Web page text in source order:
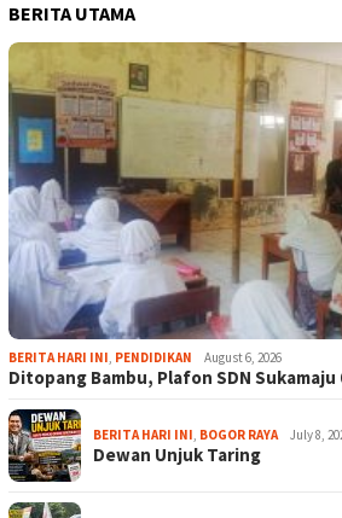
BERITA UTAMA
BERITA HARI INI, PENDIDIKAN August 6, 2026
Ditopang Bambu, Plafon SDN
BERITA HARI INI, BOGOR RAYA July 8,
Dewan Unjuk Taring